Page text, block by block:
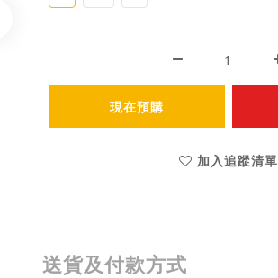
現在預購
加入追蹤清單
送貨及付款方式